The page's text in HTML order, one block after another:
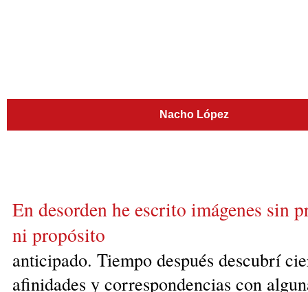
Nacho López
En desorden he escrito imágenes sin
ni propósito
anticipado. Tiempo después descubrí
afinidades y correspondencias con